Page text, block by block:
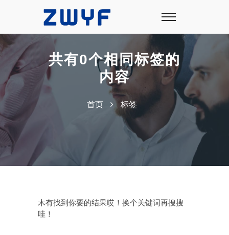
共有0个相同标签的
内容
首页 标签
木有找到你要的结果哎！换个关键词再搜搜
哇！